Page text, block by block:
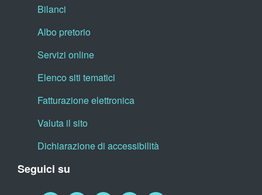
Bilanci
Albo pretorio
Servizi online
Elenco siti tematici
Fatturazione elettronica
Valuta il sito
Dichiarazione di accessibilità
Seguici su